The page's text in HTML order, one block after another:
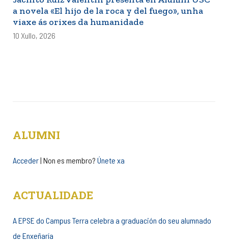
a novela «El hijo de la roca y del fuego», unha
viaxe ás orixes da humanidade
10 Xullo, 2026
ALUMNI
Acceder| Non es membro? Únete xa
ACTUALIDADE
A EPSE do Campus Terra celebra a graduación do seu alumnado
de Enxeñaría